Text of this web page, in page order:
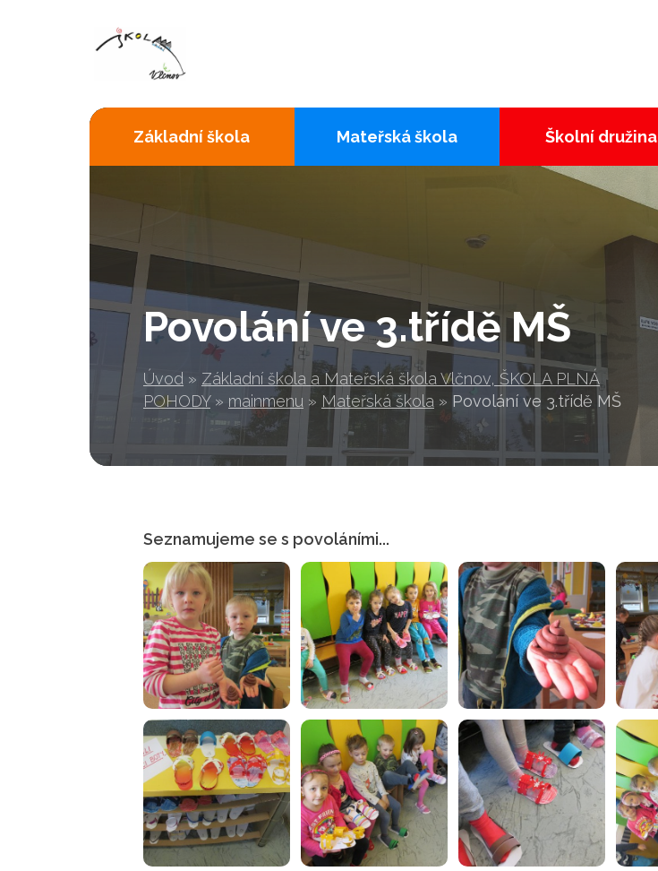
Povolání ve 3.třídě MŠ
Úvod » Základní škola a Mateřská škola Vlčnov, ŠKOLA PLNÁ
POHODY » mainmenu » Mateřská škola » Povolání ve 3.třídě MŠ
Základní škola Mateřská škola Školní družina
Seznamujeme se s povoláními...